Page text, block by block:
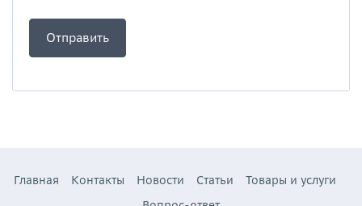
Главная Контакты Новости Статьи
Товары и услуги